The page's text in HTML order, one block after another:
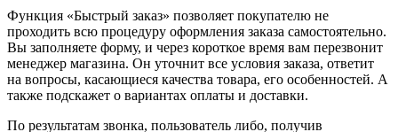
Функция «Быстрый заказ» позволяет покупателю не
проходить всю процедуру оформления заказа самостоятельно.
Вы заполняете форму, и через короткое время вам перезвонит
менеджер магазина. Он уточнит все условия заказа, ответит
на вопросы, касающиеся качества товара, его особенностей. А
также подскажет о вариантах оплаты и доставки.
По результатам звонка, пользователь либо, получив